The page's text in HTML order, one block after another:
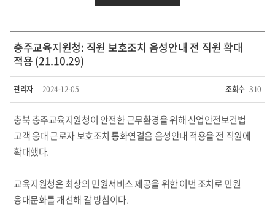
충주교육지원청: 직원 보호조치 음성안내 전 직원 확대
적용 (21.10.29)
관리자 2024-12-05 조회수 310
충북 충주교육지원청이 안전한 근무환경을 위해 산업안전보건법
고객 응대 근로자 보호조치 통화연결음 음성안내 적용을 전 직원에
확대했다.
교육지원청은 최상의 민원서비스 제공을 위한 이번 조치로 민원
응대문화를 개선해 갈 방침이다.